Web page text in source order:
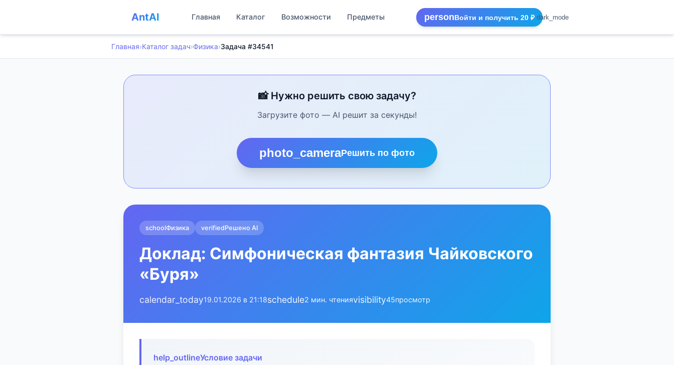
AntAI Главная Каталог Возможности Предметы personВойти и получить 20 ₽ dark_mode
Главная›Каталог задач›Физика›Задача #34541
📸 Нужно решить свою задачу?
Загрузите фото — AI решит за секунды!
photo_cameraРешить по фото
schoolФизика verifiedРешено AI
Доклад: Симфоническая фантазия Чайковского
«Буря»
calendar_today19.01.2026 в 21:18schedule2 мин. чтенияvisibility45просмотр
help_outlineУсловие задачи